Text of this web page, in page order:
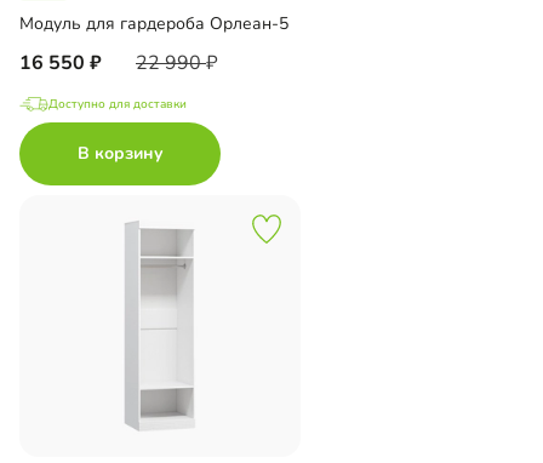
Модуль для гардероба Орлеан-5
16 550 22 990
Доступно для доставки
В корзину